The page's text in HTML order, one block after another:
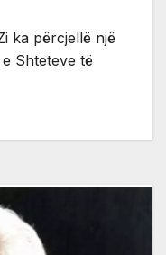
ka përcjellë një
Shteteve të